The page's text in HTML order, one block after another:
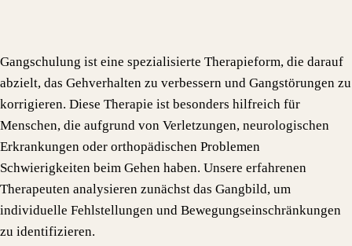
Gangschulung ist eine spezialisierte Therapieform, die darauf
abzielt, das Gehverhalten zu verbessern und Gangstörungen zu
korrigieren. Diese Therapie ist besonders hilfreich für
Menschen, die aufgrund von Verletzungen, neurologischen
Erkrankungen oder orthopädischen Problemen
Schwierigkeiten beim Gehen haben. Unsere erfahrenen
Therapeuten analysieren zunächst das Gangbild, um
individuelle Fehlstellungen und Bewegungseinschränkungen
zu identifizieren.